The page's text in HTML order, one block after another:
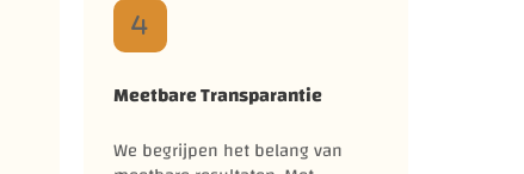
Meetbare Transparantie
We begrijpen het belang van